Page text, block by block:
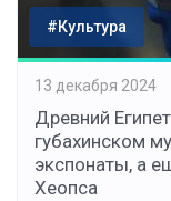
#Культура
13 декабря 2024
Древний
губахинском
экспонаты, а
Хеопса